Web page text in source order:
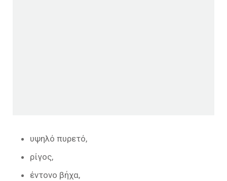
υψηλό πυρετό,
ρίγος,
έντονο βήχα,